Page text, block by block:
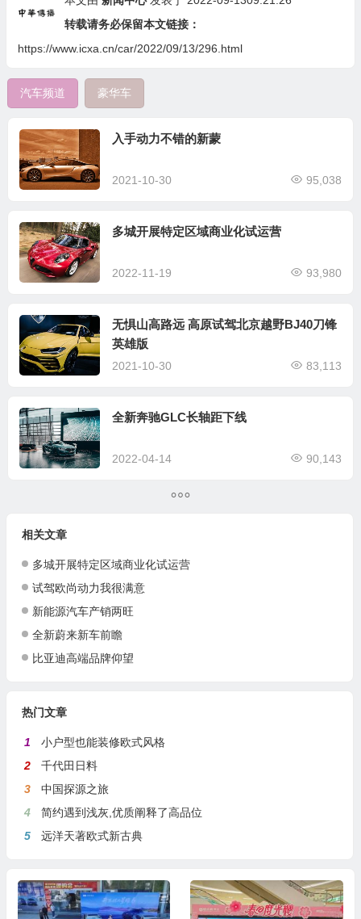
转载请务必保留本文链接：
https://www.icxa.cn/car/2022/09/13/296.html
汽车频道 豪华车
入手动力不错的新蒙
2021-10-30 95,038
多城开展特定区域商业化试运营
2022-11-19 93,980
无惧山高路远 高原试驾北京越野BJ40刀锋
英雄版
2021-10-30 83,113
全新奔驰GLC长轴距下线
2022-04-14 90,143
相关文章
多城开展特定区域商业化试运营
试驾欧尚动力我很满意
新能源汽车产销两旺
全新蔚来新车前瞻
比亚迪高端品牌仰望
热门文章
1
小户型也能装修欧式风格
2
千代田日料
3
中国探源之旅
4
简约遇到浅灰,优质阐释了高品位
5
远洋天著欧式新古典